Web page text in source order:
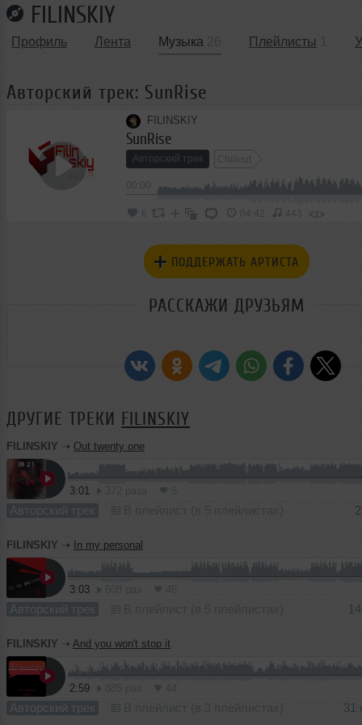
FILINSKIY
Профиль Лента Музыка Плейлисты
Авторский трек: SunRise
FILINSKIY
SunRise
Авторский трек Chillout
6 04:42 443 </>
ПОДДЕРЖАТЬ АРТИСТА
РАССКАЖИ ДРУЗЬЯМ
ДРУГИЕ ТРЕКИ FILINSKIY
FILINSKIY ➝ Out twenty one
3:01
Авторский трек
FILINSKIY ➝ In my personal
3:03
Авторский трек
FILINSKIY ➝ And you won't stop it
2:59
Авторский трек 31